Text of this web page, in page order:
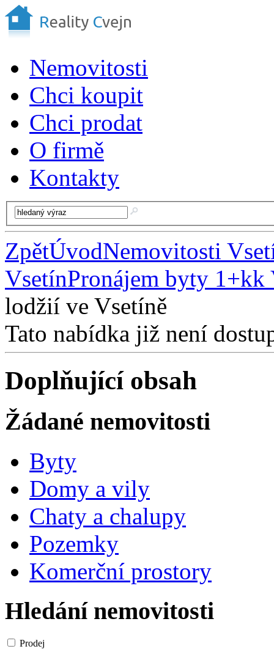
Nemovitosti
Chci koupit
Chci prodat
O firmě
Kontakty
ZpětÚvodNemovitosti
VsetínPronájem byty 1+kk
lodžií ve Vsetíně
Tato nabídka již není
Doplňující obsah
Žádané nemovitosti
Byty
Domy a vily
Chaty a chalupy
Pozemky
Komerční prostory
Hledání nemovitosti
Prodej